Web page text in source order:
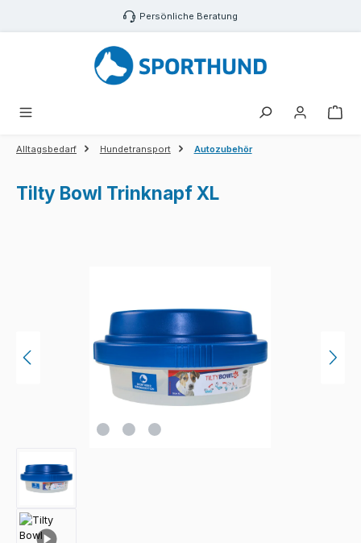
Zum Hauptinhalt springen Persönliche Beratung
Alltagsbedarf Hundetransport Autozubehör
Tilty Bowl Trinknapf XL